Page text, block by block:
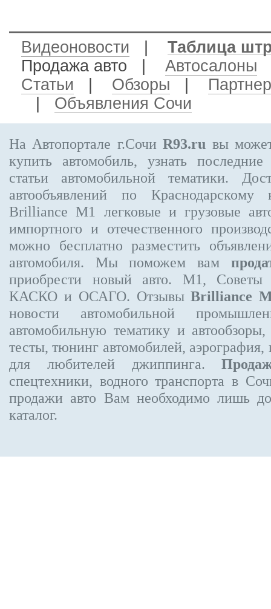
Видеоновости
Таблица
Продажа авто
Автосалоны
Статьи
Обзоры
Объявления Сочи
На Автопортале г.СочиR93.ru вы
купить автомобиль, узнать
статьи автомобильной тематики.
автообъявлений по
Brilliance М1
легковые и грузовые
импортного и отечественного
можно бесплатно разместить
автомобиля. Мы поможем вам
приобрести новый авто. М1, Советы
КАСКО и ОСАГО. ОтзывыBrilliance
новости автомобильной
автомобильную тематику и
тесты, тюнинг автомобилей,
для любителей джиппинга.
спецтехники, водного транспорта в
продажи авто Вам необходимо лишь
каталог.